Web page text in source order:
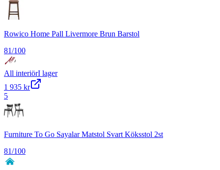
Rowico Home Pall Livermore Brun Barstol
81/100
All interiörI lager
1 935 kr
5
Furniture To Go Sayalar Matstol Svart Köksstol 2st
81/100